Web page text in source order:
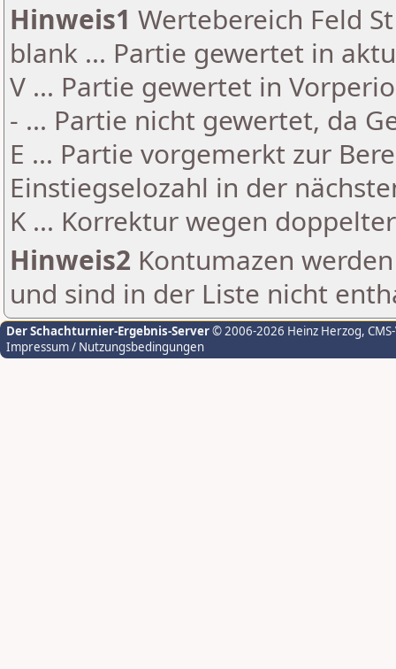
Hinweis1 Wertebereich Feld
blank ... Partie gewertet in
V ... Partie gewertet in
- ... Partie nicht gewertet, da
E ... Partie vorgemerkt zur
Einstiegselozahl in der
K ... Korrektur wegen
Hinweis2 Kontumazen
und sind in der Liste nicht
Der Schachturnier-Ergebnis-Server© 2006-2026 Heinz Herzog,
Impressum / Nutzungsbedingungen